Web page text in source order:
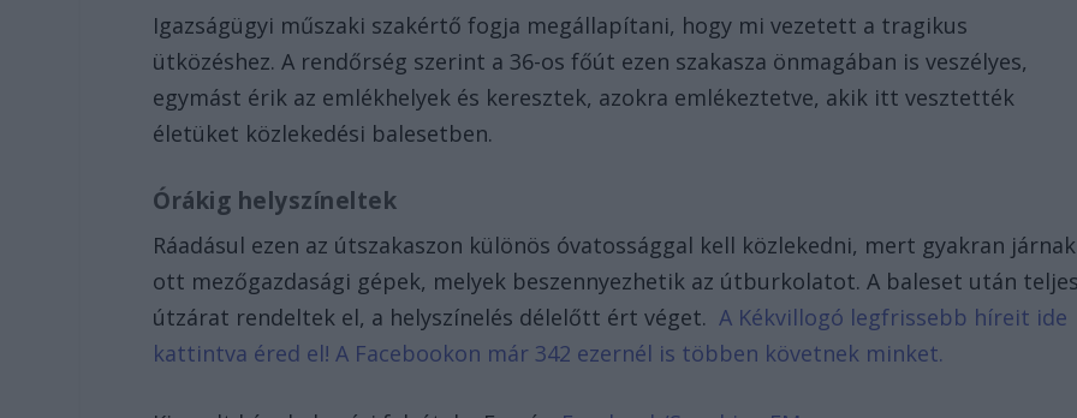
Igazságügyi műszaki szakértő fogja megállapítani, hogy mi vezetett a tragikus
ütközéshez. A rendőrség szerint a 36-os főút ezen szakasza önmagában is veszélyes,
egymást érik az emlékhelyek és keresztek, azokra emlékeztetve, akik itt vesztették
életüket közlekedési balesetben.
Órákig helyszíneltek
Ráadásul ezen az útszakaszon különös óvatossággal kell közlekedni, mert gyakran járnak
ott mezőgazdasági gépek, melyek beszennyezhetik az útburkolatot. A baleset után
útzárat rendeltek el, a helyszínelés délelőtt ért véget. A Kékvillogó legfrissebb híreit ide
kattintva éred el! A Facebookon már 342 ezernél is többen követnek minket.